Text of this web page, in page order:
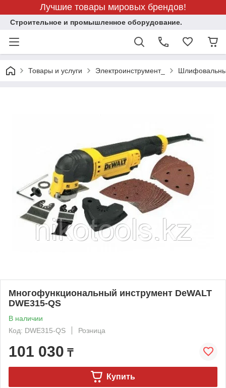
Лучшие товары мировых брендов!
Строительное и промышленное оборудование.
Товары и услуги Электроинструмент_
Многофункциональный инструмент DeWALT
DWE315-QS
В наличии
Код: DWE315-QS
Розница
101 030 ₸
Купить